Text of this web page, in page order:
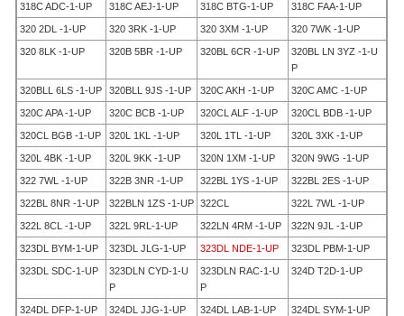
318C ADC-1-UP 318C AEJ-1-UP 318C BTG-1-UP 318C FAA-1-UP
320 2DL -1-UP 320 3RK -1-UP 320 3XM -1-UP 320 7WK -1-UP
320 8LK -1-UP 320B 5BR -1-UP 320BL 6CR -1-UP
320BL LN 3YZ -1-U
P
320BLL 6LS -1-UP 320BLL 9JS -1-UP 320C AKH -1-UP 320C AMC -1-UP
320C APA -1-UP 320C BCB -1-UP 320CL ALF -1-UP 320CL BDB -1-UP
320CL BGB -1-UP 320L 1KL -1-UP 320L 1TL -1-UP 320L 3XK -1-UP
320L 4BK -1-UP 320L 9KK -1-UP 320N 1XM -1-UP 320N 9WG -1-UP
322 7WL -1-UP 322B 3NR -1-UP 322BL 1YS -1-UP 322BL 2ES -1-UP
322BL 8NR -1-UP 322BLN 1ZS -1-UP 322CL 322L 7WL -1-UP
322L 8CL -1-UP 322L 9RL-1-UP 322LN 4RM -1-UP 322N 9JL -1-UP
323DL BYM-1-UP 323DL JLG-1-UP 323DL NDE-1-UP 323DL PBM-1-UP
323DL SDC-1-UP
323DLN CYD-1-U
P
323DLN RAC-1-U
P
324D T2D-1-UP
324DL DFP-1-UP 324DL JJG-1-UP 324DL LAB-1-UP 324DL SYM-1-UP